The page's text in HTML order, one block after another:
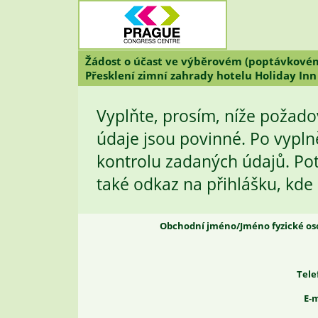
Žádost o účast ve výběrovém
Přesklení zimní zahrady hotelu Holiday Inn
Vyplňte, prosím, níže
údaje jsou povinné. Po
kontrolu zadaných údajů.
také odkaz na přihlášku,
Obchodní jméno/Jméno fyzické
E-